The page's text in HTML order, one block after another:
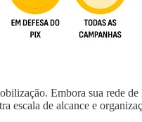
Embora sua rede
escala de alcance e